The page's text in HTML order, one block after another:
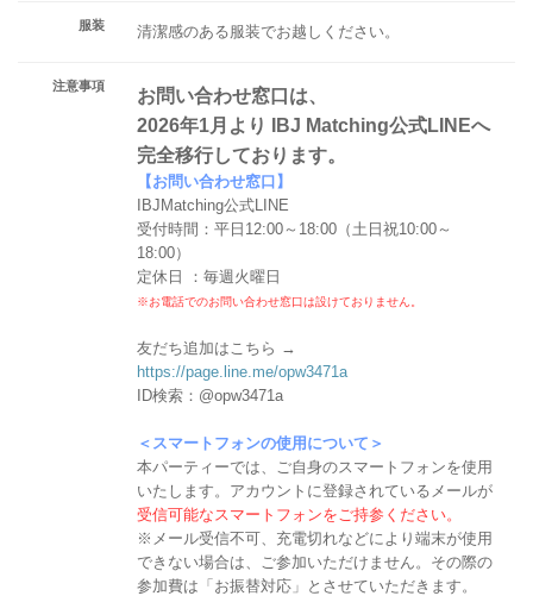
服装 清潔感のある服装でお越しください。
注意事項
お問い合わせ窓口は、
2026年1月より IBJ Matching公式LINEへ
完全移行しております。
【お問い合わせ窓口】
IBJMatching公式LINE
受付時間：平日12:00～18:00（土日祝10:00～
18:00）
定休日 ：毎週火曜日
※お電話でのお問い合わせ窓口は設けておりません。
友だち追加はこちら →
https://page.line.me/opw3471a
ID検索：@opw3471a
＜スマートフォンの使用について＞
本パーティーでは、ご自身のスマートフォンを使用
いたします。アカウントに登録されているメールが
受信可能なスマートフォンをご持参ください。
※メール受信不可、充電切れなどにより端末が使用
できない場合は、ご参加いただけません。その際の
参加費は「お振替対応」とさせていただきます。